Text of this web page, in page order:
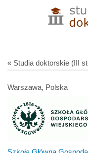
« Studia doktorskie (III
Warszawa, Polska